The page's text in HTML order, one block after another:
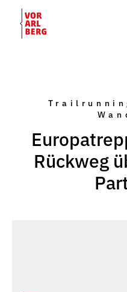
Rückweg